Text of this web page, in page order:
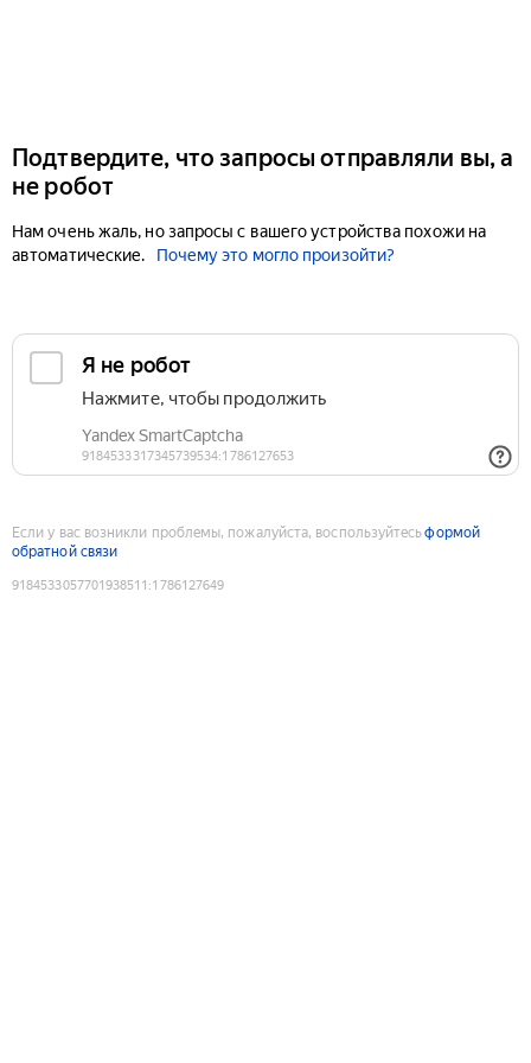
Подтвердите, что запросы отправляли вы, а
не робот
Нам очень жаль, но запросы с вашего устройства похожи на
автоматические.
Почему это могло произойти?
Если у вас возникли проблемы, пожалуйста, воспользуйтесьформой
обратной связи
9184533057701938511 :1786127649